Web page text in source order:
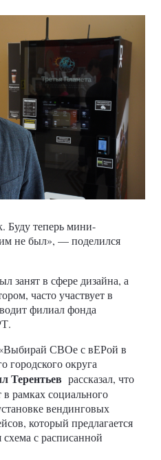
Буду теперь мини-
не был», — поделился
занят в сфере дизайна, а
часто участвует в
филиал фонда
«Выбирай СВОе с вЕРой в
городского округа
Терентьев рассказал, что
рамках социального
вендинговых
который предлагается
схема с расписанной